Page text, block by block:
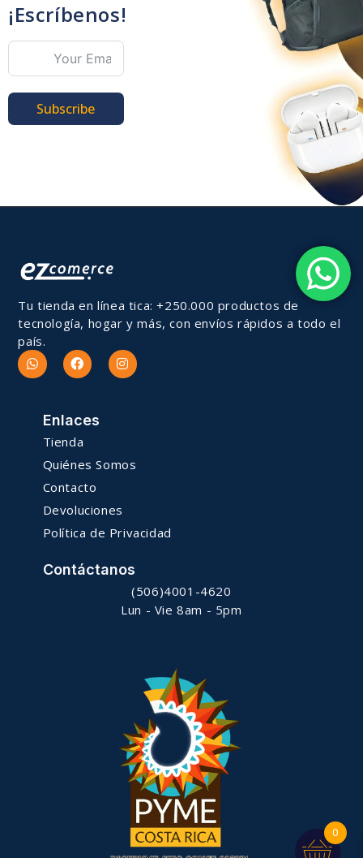
¡Escríbenos!
Subscribe
Tu tienda en línea tica: +250.000 productos de
tecnología, hogar y más, con envíos rápidos a todo el
país.
Enlaces
Tienda
Quiénes Somos
Contacto
Devoluciones
Política de Privacidad
Contáctanos
(506)4001-4620
Lun - Vie 8am - 5pm
0